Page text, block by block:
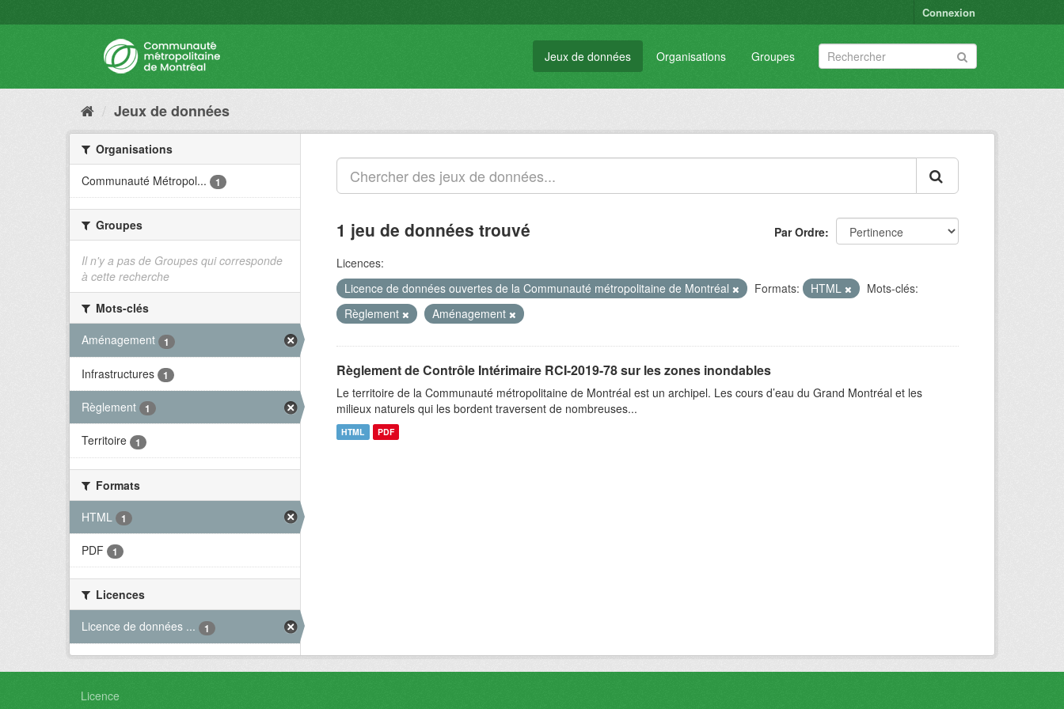
Connexion
Jeux de données Organisations Groupes
Jeux de données
Organisations
Communauté Métropol...
1
Groupes
Il n'y a pas de Groupes qui corresponde
à cette recherche
Mots-clés
Aménagement
1
Infrastructures 1
Règlement 1
Territoire 1
Formats
HTML
1
PDF 1
Licences
Licence de données ...
1
Par Ordre
1 jeu de données trouvé
Licences:
Licence de données ouvertes de la Communauté métropolitaine de Montréal
Formats: HTML
Mots-clés:
Règlement
Aménagement
Règlement de Contrôle Intérimaire RCI-2019-78 sur les zones inondables
Le territoire de la Communauté métropolitaine de Montréal est un archipel. Les cours d’eau du Grand Montréal et les
milieux naturels qui les bordent traversent de nombreuses...
HTML PDF
Licence